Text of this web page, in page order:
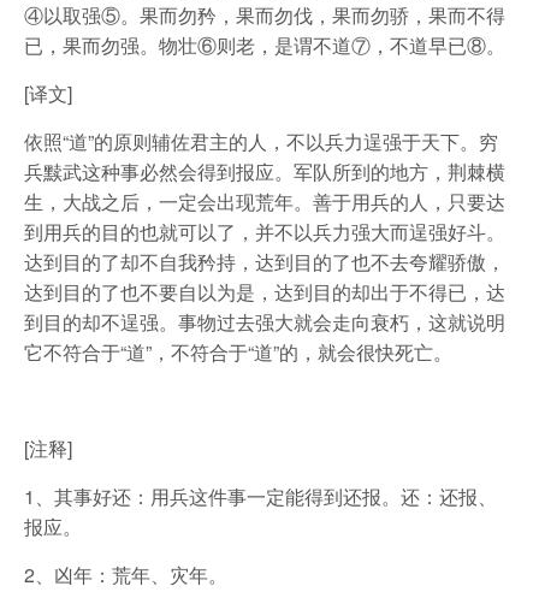
④以取强⑤。果而勿矜，果而勿伐，果而勿骄，果而不得
已，果而勿强。物壮⑥则老，是谓不道⑦，不道早已⑧。
[译文]
依照“道”的原则辅佐君主的人，不以兵力逞强于天下。穷
兵黩武这种事必然会得到报应。军队所到的地方，荆棘横
生，大战之后，一定会出现荒年。善于用兵的人，只要达
到用兵的目的也就可以了，并不以兵力强大而逞强好斗。
达到目的了却不自我矜持，达到目的了也不去夸耀骄傲，
达到目的了也不要自以为是，达到目的却出于不得已，达
到目的却不逞强。事物过去强大就会走向衰朽，这就说明
它不符合于“道”，不符合于“道”的，就会很快死亡。
[注释]
1、其事好还：用兵这件事一定能得到还报。还：还报、
报应。
2、凶年：荒年、灾年。